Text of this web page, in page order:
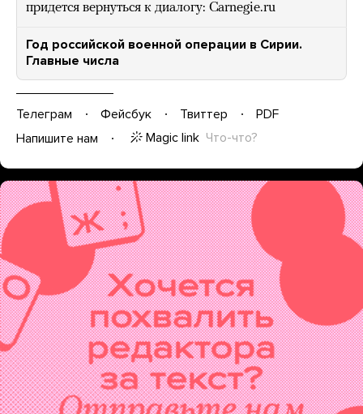
придется вернуться к диалогу: Carnegie.ru
Год российской военной операции в Сирии.
Главные числа
Телеграм Фейсбук Твиттер
PDF
Напишите нам
Magic link Что-что?